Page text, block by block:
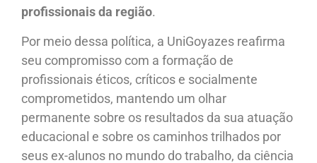
profissionais da região.
Por meio dessa política, a UniGoyazes reafirma
seu compromisso com a formação de
profissionais éticos, críticos e socialmente
comprometidos, mantendo um olhar
permanente sobre os resultados da sua atuação
educacional e sobre os caminhos trilhados por
seus ex-alunos no mundo do trabalho, da ciência